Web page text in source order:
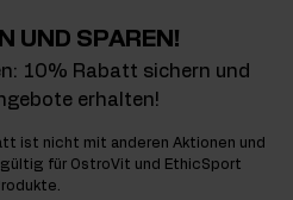
UND SPAREN!
10% Rabatt sichern und
erhalten!
ist nicht mit anderen Aktionen und
gültig für OstroVit und EthicSport